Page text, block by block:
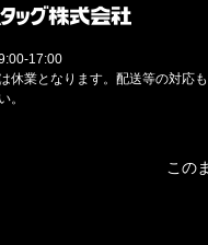
17:00
休業となります。配送等の対応
。
この